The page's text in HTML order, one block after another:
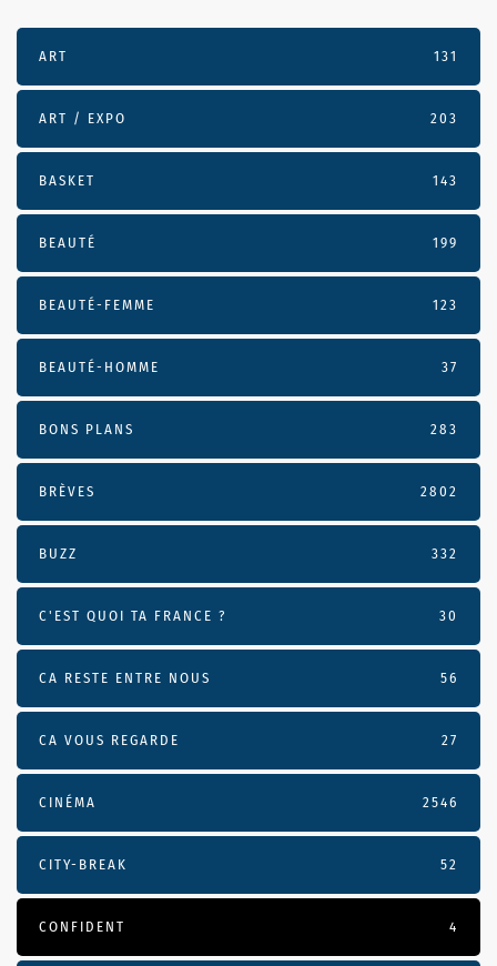
ART 131
ART / EXPO 203
BASKET 143
BEAUTÉ 199
BEAUTÉ-FEMME 123
BEAUTÉ-HOMME 37
BONS PLANS 283
BRÈVES 2802
BUZZ 332
C'EST QUOI TA FRANCE ? 30
CA RESTE ENTRE NOUS 56
CA VOUS REGARDE 27
CINÉMA 2546
CITY-BREAK 52
CONFIDENT 4